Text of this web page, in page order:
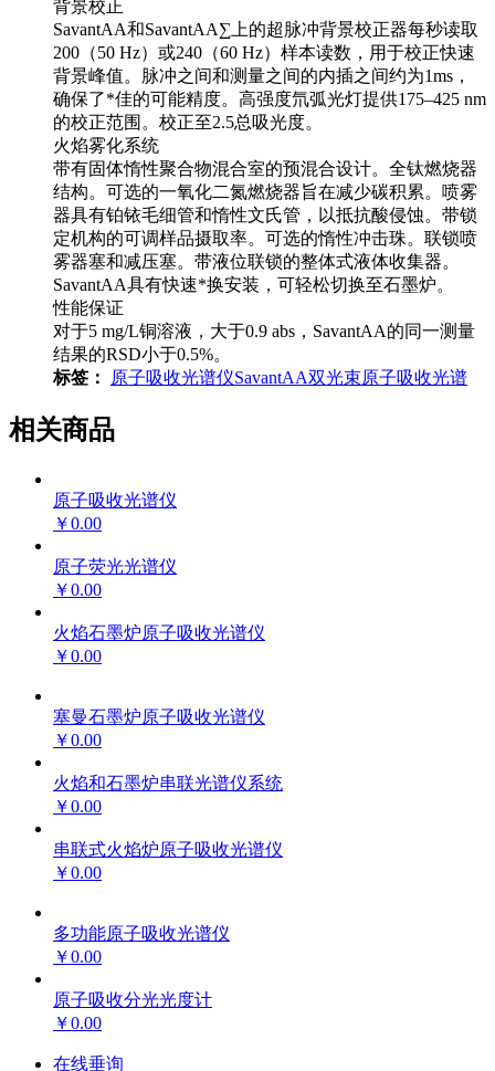
背景校正
SavantAA和SavantAA∑上的超脉冲背景校正器每秒读取
200（50 Hz）或240（60 Hz）样本读数，用于校正快速
背景峰值。脉冲之间和测量之间的内插之间约为1ms，
确保了*佳的可能精度。高强度氘弧光灯提供175–425 nm
的校正范围。校正至2.5总吸光度。
火焰雾化系统
带有固体惰性聚合物混合室的预混合设计。全钛燃烧器
结构。可选的一氧化二氮燃烧器旨在减少碳积累。喷雾
器具有铂铱毛细管和惰性文氏管，以抵抗酸侵蚀。带锁
定机构的可调样品摄取率。可选的惰性冲击珠。联锁喷
雾器塞和减压塞。带液位联锁的整体式液体收集器。
SavantAA具有快速*换安装，可轻松切换至石墨炉。
性能保证
对于5 mg/L铜溶液，大于0.9 abs，SavantAA的同一测量
结果的RSD小于0.5%。
标签：
原子吸收光谱仪SavantAA双光束原子吸收光谱
相关商品
原子吸收光谱仪
￥0.00
原子荧光光谱仪
￥0.00
火焰石墨炉原子吸收光谱仪
￥0.00
塞曼石墨炉原子吸收光谱仪
￥0.00
火焰和石墨炉串联光谱仪系统
￥0.00
串联式火焰炉原子吸收光谱仪
￥0.00
多功能原子吸收光谱仪
￥0.00
原子吸收分光光度计
￥0.00
在线垂询